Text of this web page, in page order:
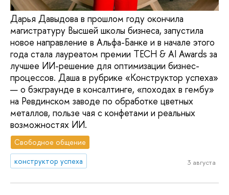
Дарья Давыдова в прошлом году окончила
магистратуру Высшей школы бизнеса, запустила
новое направление в Альфа-Банке и в начале этого
года стала лауреатом премии TECH & AI Awards за
лучшее ИИ-решение для оптимизации бизнес-
процессов. Даша в рубрике «Конструктор успеха»
— о бэкграунде в консалтинге, «походах в гембу»
на Ревдинском заводе по обработке цветных
металлов, пользе чая с конфетами и реальных
возможностях ИИ.
Свободное общение
конструктор успеха
3 августа